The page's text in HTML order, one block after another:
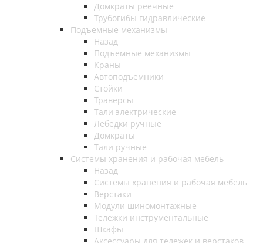
Домкраты реечные
Трубогибы гидравлические
Подъемные механизмы
Назад
Подъемные механизмы
Краны
Автоподъемники
Стойки
Траверсы
Тали электрические
Лебедки ручные
Домкраты
Тали ручные
Системы хранения и рабочая мебель
Назад
Системы хранения и рабочая мебель
Верстаки
Модули шиномонтажные
Тележки инструментальные
Шкафы
Аксессуары для тележек и верстаков